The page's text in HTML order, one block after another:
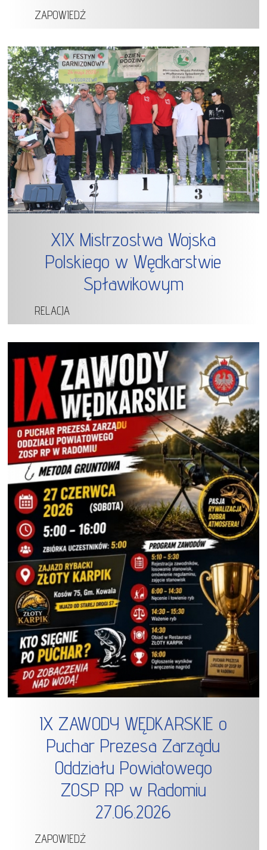
ZAPOWIEDŹ
XIX Mistrzostwa Wojska
Polskiego w Wędkarstwie
Spławikowym
RELACJA
IX ZAWODY WĘDKARSKIE o
Puchar Prezesa Zarządu
Oddziału Powiatowego
ZOSP RP w Radomiu
27.06.2026
ZAPOWIEDŹ